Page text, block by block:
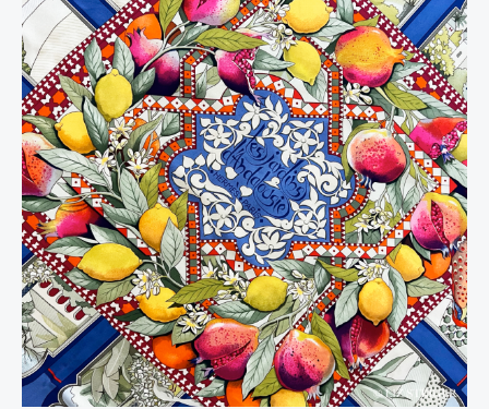
Pucci:
The
Tale
of
2
Famous
Icons
in
Silk
Scarves